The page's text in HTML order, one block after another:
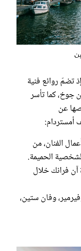
تضمّ روائع فنية
جوخ، كما تأسر
عن
أمستردام:
الفنان، من
الحميمة.
آن فرانك خلال
وفان ستين،